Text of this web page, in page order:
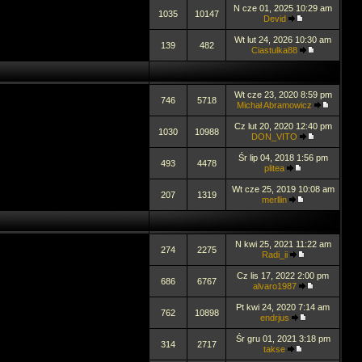
1035 10147
N cze 01, 2025 10:29 am
Devid
139 482
Wt lut 24, 2026 10:30 am
Ciastulka88
746 5718
Wt cze 23, 2020 8:59 pm
Michał Abramowicz
1030 10988
Cz lut 20, 2020 12:40 pm
DON_VITO
493 4478
Śr lip 04, 2018 1:56 pm
plitea
207 1319
Wt cze 25, 2019 10:08 am
merllin
274 2275
N kwi 25, 2021 11:22 am
Radi_ii
686 6767
Cz lis 17, 2022 2:00 pm
alvaro1987
762 10898
Pt kwi 24, 2020 7:14 am
endrjus
314 2717
Śr gru 01, 2021 3:18 pm
takse